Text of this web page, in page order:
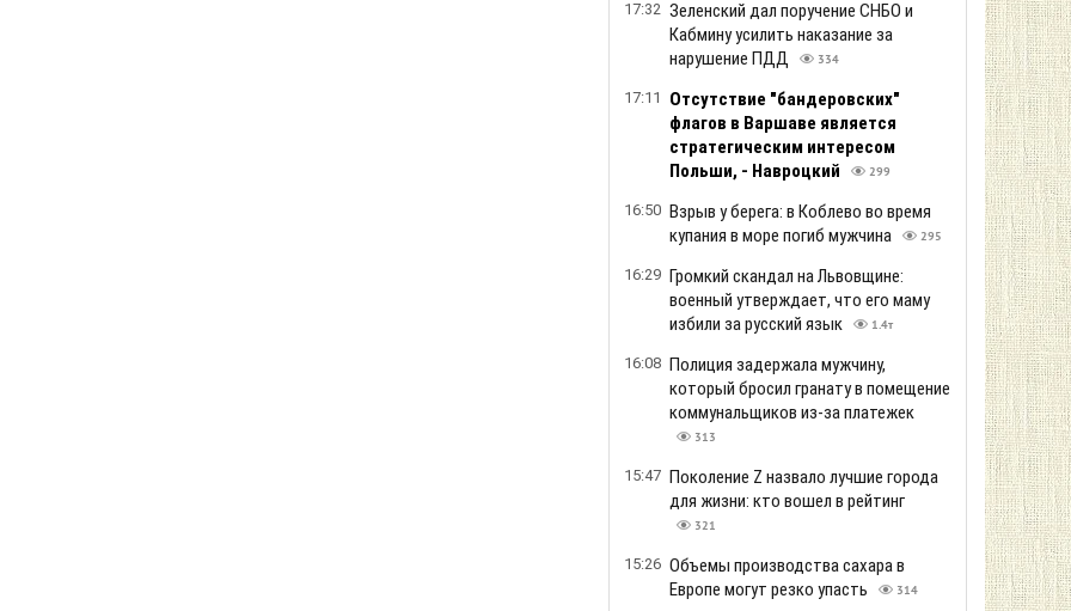
17:32 Зеленский дал поручение СНБО и
Кабмину усилить наказание за
нарушение ПДД
334
17:11
Отсутствие "бандеровских"
флагов в Варшаве является
стратегическим интересом
Польши, - Навроцкий
299
16:50 Взрыв у берега: в Коблево во время
купания в море погиб мужчина
295
16:29 Громкий скандал на Львовщине:
военный утверждает, что его маму
избили за русский язык
1.4т
16:08 Полиция задержала мужчину,
который бросил гранату в помещение
коммунальщиков из-за платежек
313
15:47 Поколение Z назвало лучшие города
для жизни: кто вошел в рейтинг
321
15:26 Объемы производства сахара в
Европе могут резко упасть
314